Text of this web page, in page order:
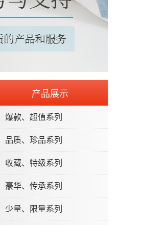
产品展示
爆款、超值系列
品质、珍品系列
收藏、特级系列
豪华、传承系列
少量、限量系列